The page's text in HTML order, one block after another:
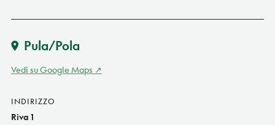
Pula/Pola
Vedi su Google Maps
INDIRIZZO
Riva 1